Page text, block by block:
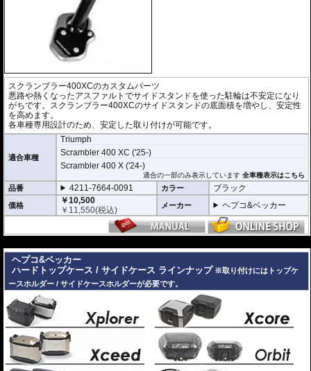
スクランブラー400XCのカスタムパーツ
悪路や熱くなったアスファルトでサイドスタンドを使った駐輪は不安定になり
がちです。スクランブラー400XCのサイドスタンドの底面積を増やし、安定性
を高めます。
各車種専用設計のため、安定した取り付けが可能です。
適合車種
Triumph
Scrambler 400 XC ('25-)
Scrambler 400 X ('24-)
適合の一部のみ表示しています全車種表示はこちら
品番 4211-7664-0091 カラー ブラック
価格
￥10,500
￥ 11,550(税込) メーカー ヘプコ&ベッカー
ヘプコ&ベッカー
ハードトップケース / サイドケース ラインナップ ※取り付けにはトップケ
ースホルダー / サイドケースホルダーが必要です。